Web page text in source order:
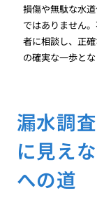
損傷や無駄な水
ではありません
者に相談し、正
の確実な一歩とな
漏水調
に見え
への道